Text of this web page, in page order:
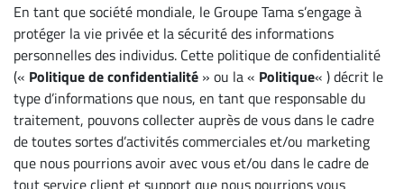
En tant que société mondiale, le Groupe Tama s’engage à
protéger la vie privée et la sécurité des informations
personnelles des individus. Cette politique de confidentialité
(« Politique de confidentialité » ou la « Politique« ) décrit le
type d’informations que nous, en tant que responsable du
traitement, pouvons collecter auprès de vous dans le cadre
de toutes sortes d’activités commerciales et/ou marketing
que nous pourrions avoir avec vous et/ou dans le cadre de
tout service client et support que nous pourrions vous